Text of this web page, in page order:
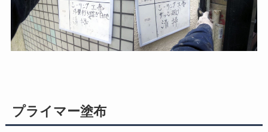
プライマー塗布